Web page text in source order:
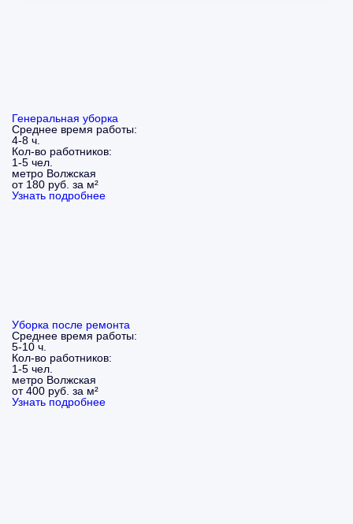
Генеральная уборка
Среднее время работы:
4-8 ч.
Кол-во работников:
1-5 чел.
метро Волжская
от 180 руб. за м²
Узнать подробнее
Уборка после ремонта
Среднее время работы:
5-10 ч.
Кол-во работников:
1-5 чел.
метро Волжская
от 400 руб. за м²
Узнать подробнее